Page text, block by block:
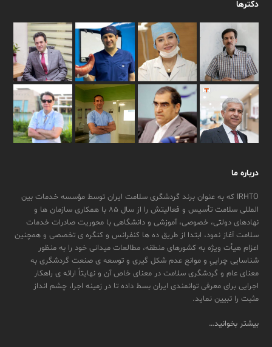
دکترها
درباره ما
IRHTO که به عنوان برند گردشگری سلامت ایران توسط مؤسسه خدمات بین
المللی سلامت تأسیس و فعالیتش را از سال ۸۵ با همکاری سازمان ها و
نهادهای دولتی، خصوصی، آموزشی و دانشگاهی با محوریت صادرات خدمات
سلامت آغاز نمود، ابتدا از طریق ده ها کنفرانس و کنگره ی تخصصی و همچنین
اعزام هیأت ویژه به کشورهای منطقه، مطالعات میدانی خود را به منظور
شناسایی چراییِ و موانع عدم شکل گیری و توسعه ی صنعت گردشگری به
معنای عام و گردشگری سلامت در معنای خاص آن و نهایتاً ارائه ی راهکار
اجرایی برای معرفی توانمندی ایران بسط داده تا در زمینه اجرا، چشم انداز
مثبت را تبیین نماید.
بیشتر بخوانید…